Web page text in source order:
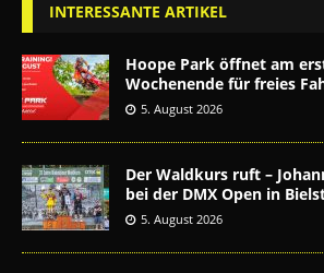
INTERESSANTE ARTIKEL
Hoope Park öffnet am
Wochenende für freies
5. August 2026
Der Waldkurs ruft –
bei der DMX Open in
5. August 2026